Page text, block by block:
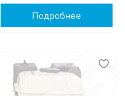
Подробнее